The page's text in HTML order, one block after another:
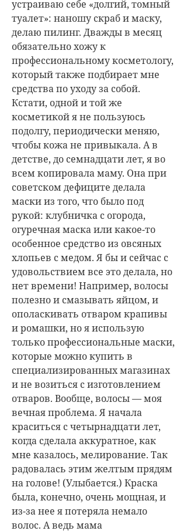
устраиваю себе «долгий, томный
туалет»: наношу скраб и маску,
делаю пилинг. Дважды в месяц
обязательно хожу к
профессиональному косметологу,
который также подбирает мне
средства по уходу за собой.
Кстати, одной и той же
косметикой я не пользуюсь
подолгу, периодически меняю,
чтобы кожа не привыкала. А в
детстве, до семнадцати лет, я во
всем копировала маму. Она при
советском дефиците делала
маски из того, что было под
рукой: клубничка с огорода,
огуречная маска или какое-то
особенное средство из овсяных
хлопьев с медом. Я бы и сейчас с
удовольствием все это делала, но
нет времени! Например, волосы
полезно и смазывать яйцом, и
ополаскивать отваром крапивы
и ромашки, но я использую
только профессиональные маски,
которые можно купить в
специализированных магазинах
и не возиться с изготовлением
отваров. Вообще, волосы — моя
вечная проблема. Я начала
краситься с четырнадцати лет,
когда сделала аккуратное, как
мне казалось, мелирование. Так
радовалась этим желтым прядям
на голове! (Улыбается.) Краска
была, конечно, очень мощная, и
из-за нее я потеряла немало
волос. А ведь мама